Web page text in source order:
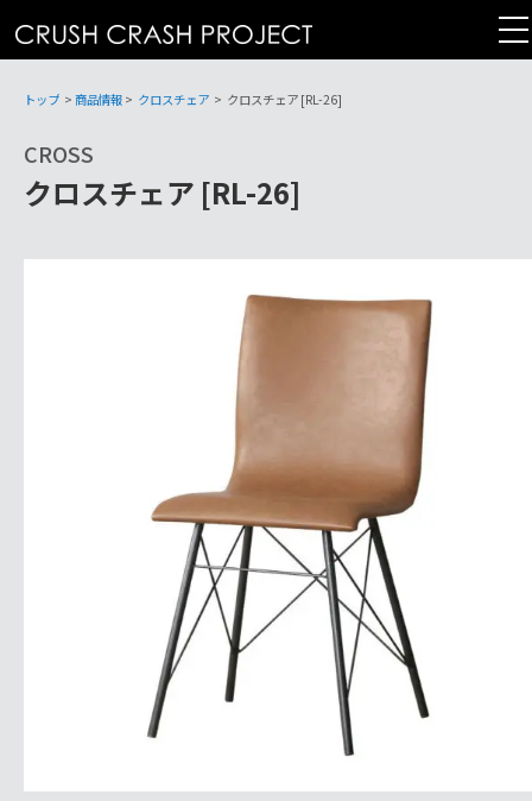
テ
トップ > 商品情報> クロスチェア > クロスチェア [RL-26]
CROSS
クロスチェア [RL-26]